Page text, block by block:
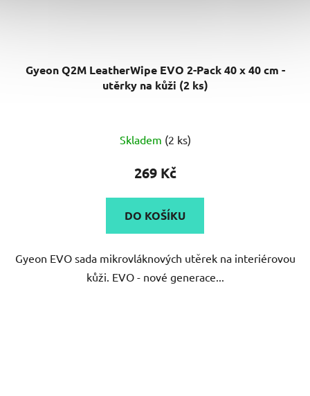
Gyeon Q2M LeatherWipe EVO 2-Pack 40 x 40 cm -
utěrky na kůži (2 ks)
Skladem (2 ks)
269 Kč
DO KOŠÍKU
Gyeon EVO sada mikrovláknových utěrek na interiérovou
kůži. EVO - nové generace...